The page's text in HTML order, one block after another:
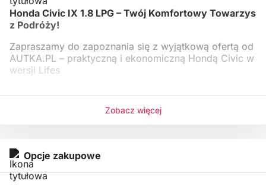
Honda Civic IX 1.8 LPG – Twój Komfortowy Towarzys
z Podróży!
Zapraszamy do zapoznania się z wyjątkową ofertą od
AUTKA.PL – praktyczną i ekonomiczną Hondą Civic w
wersji Lifes
Zobacz więcej
Opcje zakupowe